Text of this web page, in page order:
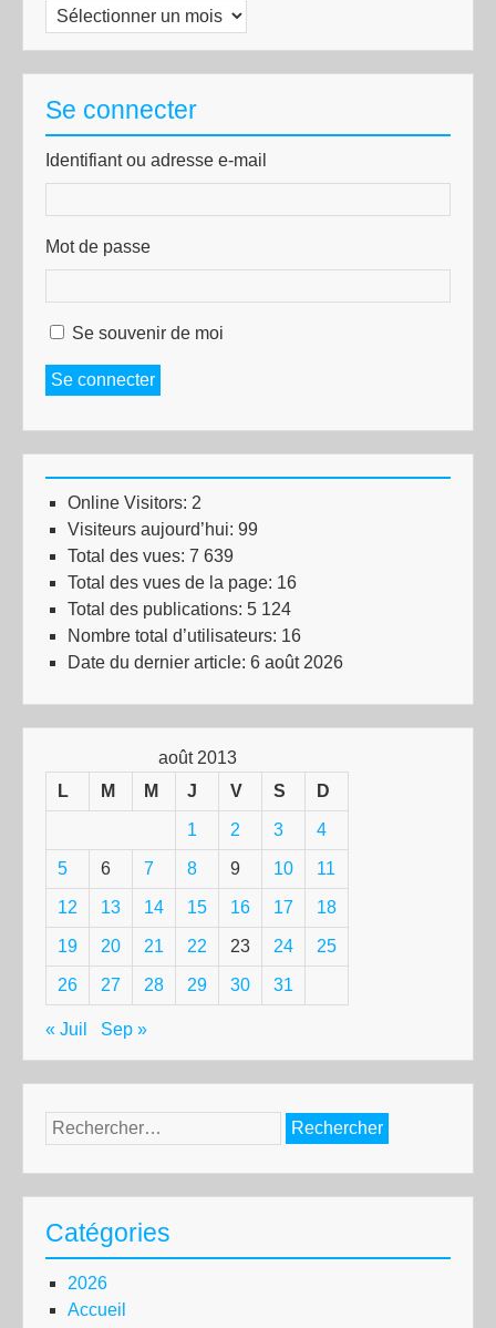
Archives
Se connecter
Identifiant ou adresse e-mail
Mot de passe
Se souvenir de moi
Se connecter
Online Visitors: 2
Visiteurs aujourd’hui: 99
Total des vues: 7 639
Total des vues de la page: 16
Total des publications: 5 124
Nombre total d’utilisateurs: 16
Date du dernier article: 6 août 2026
août 2013
L
M M J V S D
1 2 3 4
5 6 7 8 9 10 11
12 13 14 15 16 17 18
19 20 21 22 23 24 25
26 27 28 29 30 31
« Juil Sep »
Rechercher :
Catégories
2026
Accueil